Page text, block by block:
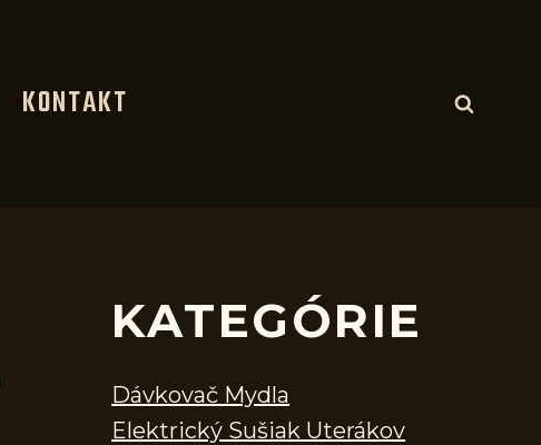
KONTAKT
KATEGÓRIE
Dávkovač Mydla
Elektrický Sušiak Uterákov